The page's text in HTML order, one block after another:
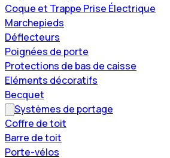
Coque et Trappe Prise Électrique
Marchepieds
Déflecteurs
Poignées de porte
Protections de bas de caisse
Eléments décoratifs
Becquet
Systèmes de portage
Coffre de toit
Barre de toit
Porte-vélos